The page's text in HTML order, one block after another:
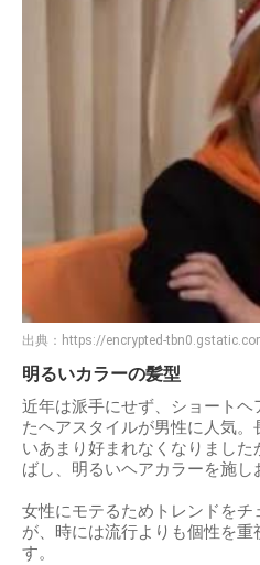
出典： https://encrypted-
明るいカラーの髪型
近年は派手にせず、ショート
たヘアスタイルが男性に人気
いあまり好まれなくなりまし
ばし、明るいヘアカラーを施し
女性にモテるためトレンドを
が、時には流行よりも個性を
す。